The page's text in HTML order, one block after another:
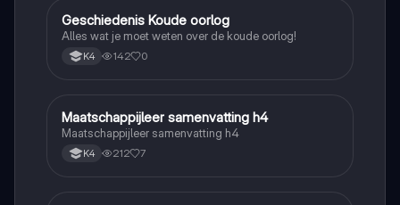
Geschiedenis
Geschiedenis Koude oorlog
Alles wat je moet weten over de koude oorlog!
K4 142 0
Maatschappijleer
Maatschappijleer samenvatting h4
Maatschappijleer samenvatting h4
K4 212 7